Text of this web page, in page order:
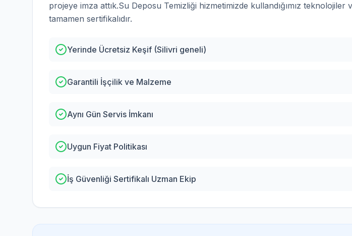
projeye imza attık.Su Deposu Temizliği hizmetimizde kullandığımız teknolojiler
tamamen sertifikalıdır.
Yerinde Ücretsiz Keşif (Silivri geneli)
Garantili İşçilik ve Malzeme
Aynı Gün Servis İmkanı
Uygun Fiyat Politikası
İş Güvenliği Sertifikalı Uzman Ekip